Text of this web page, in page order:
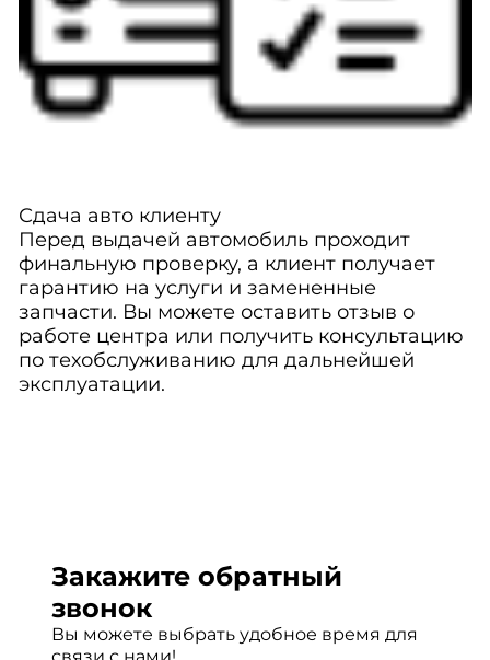
Сдача авто клиенту
Перед выдачей автомобиль проходит
финальную проверку, а клиент получает
гарантию на услуги и замененные
запчасти. Вы можете оставить отзыв о
работе центра или получить консультацию
по техобслуживанию для дальнейшей
эксплуатации.
Закажите обратный
звонок
Вы можете выбрать удобное время для